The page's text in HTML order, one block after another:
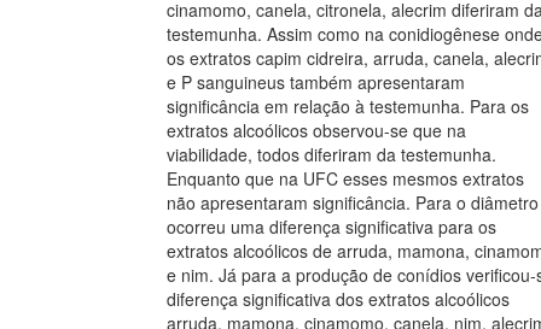
cinamomo, canela, citronela, alecrim diferiram
testemunha. Assim como na conidiogênese
os extratos capim cidreira, arruda, canela,
e P sanguineus também apresentaram
significância em relação à testemunha. Para os
extratos alcoólicos observou-se que na
viabilidade, todos diferiram da testemunha.
Enquanto que na UFC esses mesmos extratos
não apresentaram significância. Para o diâmetro
ocorreu uma diferença significativa para os
extratos alcoólicos de arruda, mamona,
e nim. Já para a produção de conídios verificou-
diferença significativa dos extratos alcoólicos
arruda, mamona, cinamomo, canela, nim,